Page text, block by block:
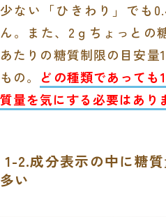
少ない「ひきわり」でも
ん。また、2ｇちょっとの
あたりの糖質制限の目安量
もの。 どの種類であっても
質量を気にする必要はあり
1-2.成分表示の中に糖
多い